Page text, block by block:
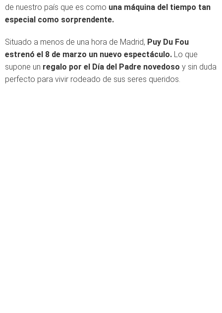
de nuestro país que es como una máquina del tiempo tan
especial como sorprendente.
Situado a menos de una hora de Madrid, Puy Du Fou
estrenó el 8 de marzo un nuevo espectáculo. Lo que
supone un regalo por el Día del Padre novedoso y sin duda
perfecto para vivir rodeado de sus seres queridos.